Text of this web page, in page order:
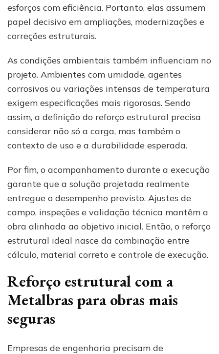
esforços com eficiência. Portanto, elas assumem
papel decisivo em ampliações, modernizações e
correções estruturais.
As condições ambientais também influenciam no
projeto. Ambientes com umidade, agentes
corrosivos ou variações intensas de temperatura
exigem especificações mais rigorosas. Sendo
assim, a definição do reforço estrutural precisa
considerar não só a carga, mas também o
contexto de uso e a durabilidade esperada.
Por fim, o acompanhamento durante a execução
garante que a solução projetada realmente
entregue o desempenho previsto. Ajustes de
campo, inspeções e validação técnica mantêm a
obra alinhada ao objetivo inicial. Então, o reforço
estrutural ideal nasce da combinação entre
cálculo, material correto e controle de execução.
Reforço estrutural com a
Metalbras para obras mais
seguras
Empresas de engenharia precisam de